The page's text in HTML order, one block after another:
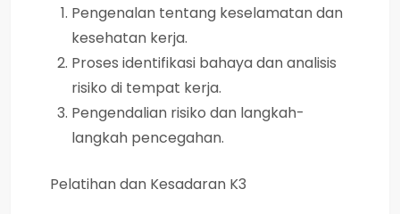
Pengenalan tentang keselamatan dan
kesehatan kerja.
Proses identifikasi bahaya dan analisis
risiko di tempat kerja.
Pengendalian risiko dan langkah-
langkah pencegahan.
Pelatihan dan Kesadaran K3